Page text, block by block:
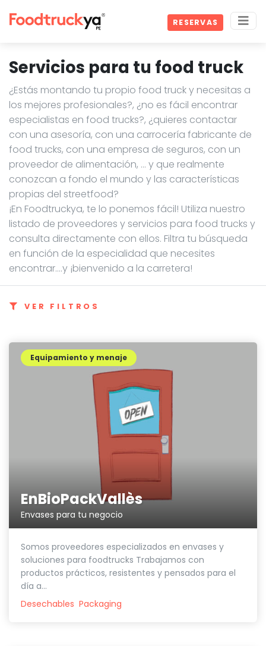
RESERVAS
Servicios para tu food truck
¿Estás montando tu propio food truck y necesitas a
los mejores profesionales?, ¿no es fácil encontrar
especialistas en food trucks?, ¿quieres contactar
con una asesoría, con una carrocería fabricante de
food trucks, con una empresa de seguros, con un
proveedor de alimentación, … y que realmente
conozcan a fondo el mundo y las características
propias del streetfood?
¡En Foodtruckya, te lo ponemos fácil! Utiliza nuestro
listado de proveedores y servicios para food trucks y
consulta directamente con ellos. Filtra tu búsqueda
en función de la especialidad que necesites
encontrar....y ¡bienvenido a la carretera!
VER FILTROS
EnBioPackVallès
Envases para tu negocio
Equipamiento y menaje
Somos proveedores especializados en envases y
soluciones para foodtrucks Trabajamos con
productos prácticos, resistentes y pensados para el
día a...
Desechables Packaging